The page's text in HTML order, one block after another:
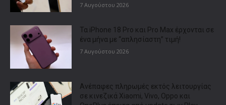
7 Αυγούστου 2026
Τα iPhone 18 Pro και Pro Max έρχονται σε
ένα μήνα με “απλησίαστη” τιμή!
7 Αυγούστου 2026
Ανέπαφες πληρωμές εκτός λειτουργίας
σε κινεζικά Xiaomi, Vivo, Oppo και